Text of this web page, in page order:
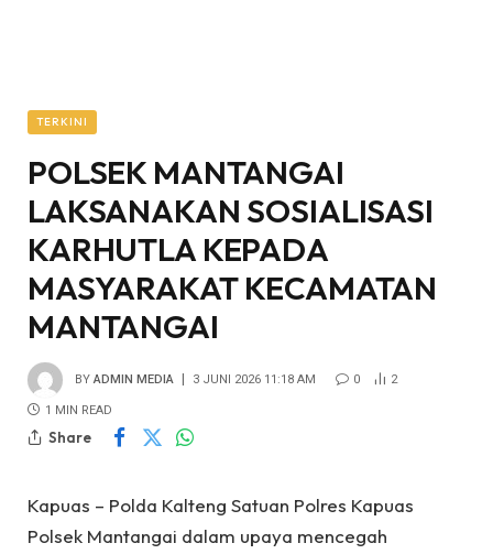
TERKINI
POLSEK MANTANGAI
LAKSANAKAN SOSIALISASI
KARHUTLA KEPADA
MASYARAKAT KECAMATAN
MANTANGAI
BY ADMIN MEDIA 3 JUNI 2026 11:18 AM 0 2
1 MIN READ
Share
Kapuas – Polda Kalteng Satuan Polres Kapuas
Polsek Mantangai dalam upaya mencegah